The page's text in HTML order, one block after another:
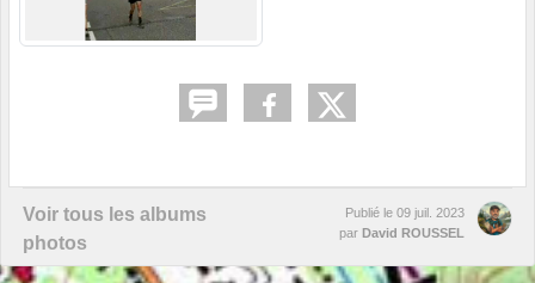
Voir tous les albums
photos
Publié le 09 juil. 2023
par David ROUSSEL